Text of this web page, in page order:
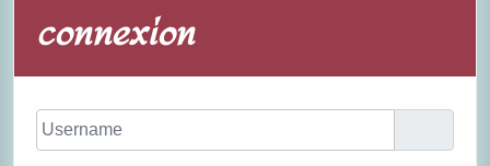
connexion
Username